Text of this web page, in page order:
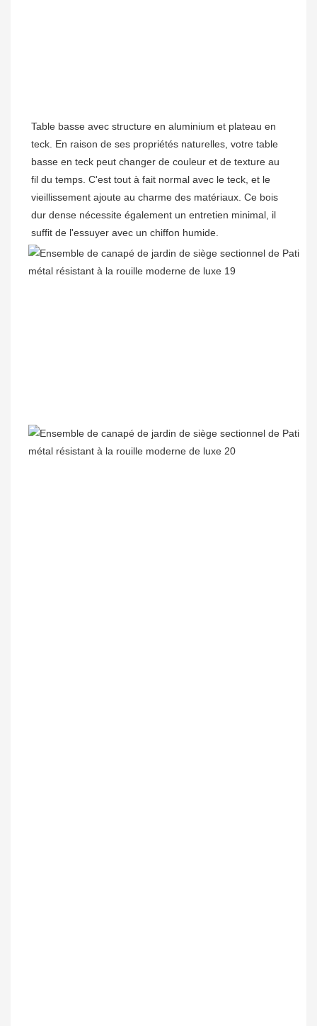
Table basse avec structure en aluminium et plateau en
teck. En raison de ses propriétés naturelles, votre table
basse en teck peut changer de couleur et de texture au
fil du temps. C'est tout à fait normal avec le teck, et le
vieillissement ajoute au charme des matériaux. Ce bois
dur dense nécessite également un entretien minimal, il